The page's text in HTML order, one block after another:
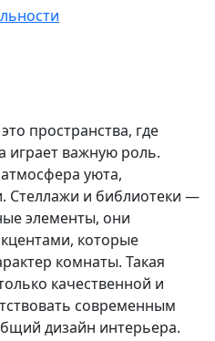
пространства, где
играет важную роль.
уюта,
Стеллажи и библиотеки —
элементы, они
которые
комнаты. Такая
качественной и
современным
дизайн интерьера.